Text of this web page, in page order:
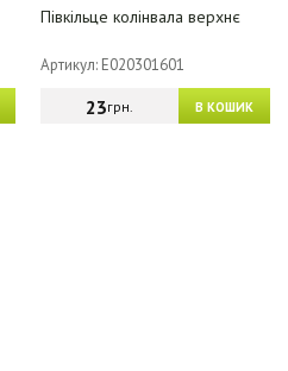
Півкільце колінвала верхнє
Артикул: E020301601
В КОШИК
23грн.